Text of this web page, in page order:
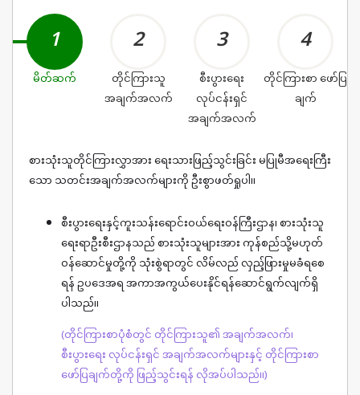
1
မိတ်ဆက်
2
တိုင်ကြားသူ
အချက်အလက်
3
စီးပွားရေး
လုပ်ငန်းရှင်
အချက်အလက်
4
တိုင်ကြားစာ ဖော်ပြ
ချက်
စားသုံးသူတိုင်ကြားလွှာအား ရေးသားဖြည့်သွင်းခြင်း မပြုမီအရေးကြီး
သော သတင်းအချက်အလက်များကို ဦးစွာဖတ်ရှုပါ။
စီးပွားရေးနှင့်ကူးသန်းရောင်းဝယ်ရေးဝန်ကြီးဌာန၊ စားသုံးသူ
ရေးရာဦးစီးဌာနသည် စားသုံးသူများအား ကုန်စည်သို့မဟုတ်
ဝန်ဆောင်မှုတို့ကို သုံးစွဲရာတွင် လိမ်လည် လှည့်ဖြားမှုမခံရစေ
ရန် ဥပဒေအရ အကာအကွယ်ပေးနိုင်ရန်ဆောင်ရွက်လျက်ရှိ
ပါသည်။
(တိုင်ကြားစာပုံစံတွင် တိုင်ကြားသူ၏ အချက်အလက်၊
စီးပွားရေး လုပ်ငန်းရှင် အချက်အလက်များနှင့် တိုင်ကြားစာ
ဖော်ပြချက်တို့ကို ဖြည့်သွင်းရန် လိုအပ်ပါသည်။)